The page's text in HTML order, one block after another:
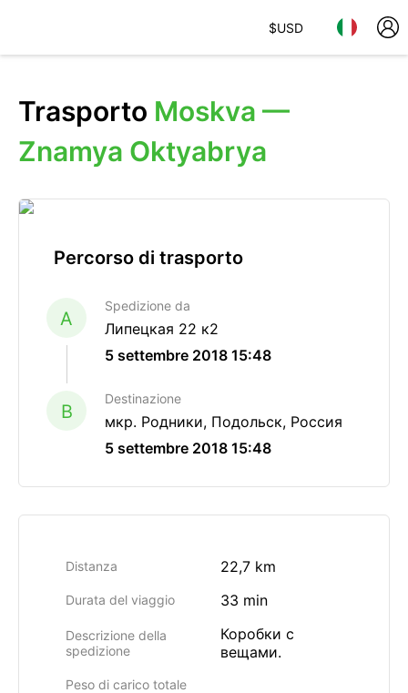
$USD
Trasporto Moskva —
Znamya Oktyabrya
Percorso di trasporto
A
Spedizione da
Липецкая 22 к2
5 settembre 2018 15:48
B
Destinazione
мкр. Родники, Подольск, Россия
5 settembre 2018 15:48
Distanza 22,7 km
Durata del viaggio 33 min
Descrizione della
spedizione
Коробки с
вещами.
Peso di carico totale